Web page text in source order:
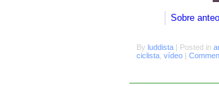
Sobre
By luddista Posted in
ciclista vídeo